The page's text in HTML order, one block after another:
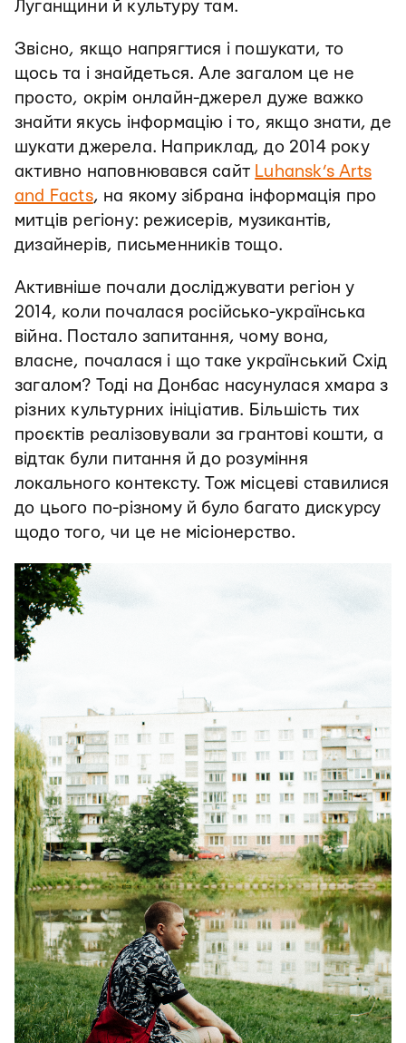
Луганщини й культуру там.
Звісно, якщо напрягтися і пошукати, то
щось та і знайдеться. Але загалом це не
просто, окрім онлайн-джерел дуже важко
знайти якусь інформацію і то, якщо знати, де
шукати джерела. Наприклад, до 2014 року
активно наповнювався сайт Luhansk’s Arts
and Facts, на якому зібрана інформація про
митців регіону: режисерів, музикантів,
дизайнерів, письменників тощо.
Активніше почали досліджувати регіон у
2014, коли почалася російсько-українська
війна. Постало запитання, чому вона,
власне, почалася і що таке український Схід
загалом? Тоді на Донбас насунулася хмара з
різних культурних ініціатив. Більшість тих
проєктів реалізовували за грантові кошти, а
відтак були питання й до розуміння
локального контексту. Тож місцеві ставилися
до цього по-різному й було багато дискурсу
щодо того, чи це не місіонерство.